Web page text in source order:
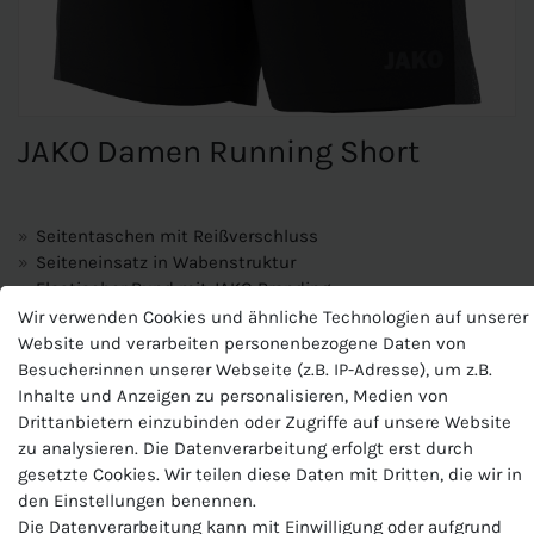
JAKO Damen Running Short
Seitentaschen mit Reißverschluss
Seiteneinsatz in Wabenstruktur
Elastischer Bund mit JAKO Branding
Microfeine Fasern transportieren Feuchtigkeit unmittelbar
an die Oberfläche des Stoffes
KEEP DRY gewährleistet, dass das Material sehr schnell
trocknet und Du beim Sport nicht auskühlst
Materialart:Stretch-Micro-Twill
Zusammensetzung: 100 % Polyester (recycelt)
Wir verwenden Cookies und ähnliche Technologien auf unserer
Website und verarbeiten personenbezogene Daten von
Besucher:innen unserer Webseite (z.B. IP-Adresse), um z.B.
Inhalte und Anzeigen zu personalisieren, Medien von
Drittanbietern einzubinden oder Zugriffe auf unsere Website
zu analysieren. Die Datenverarbeitung erfolgt erst durch
gesetzte Cookies. Wir teilen diese Daten mit Dritten, die wir in
den Einstellungen benennen.
Die Datenverarbeitung kann mit Einwilligung oder aufgrund